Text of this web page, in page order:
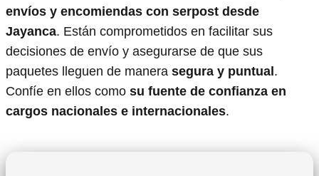
envíos y encomiendas con serpost desde
Jayanca. Están comprometidos en facilitar sus
decisiones de envío y asegurarse de que sus
paquetes lleguen de manera segura y puntual .
Confíe en ellos como su fuente de confianza en
cargos nacionales e internacionales.